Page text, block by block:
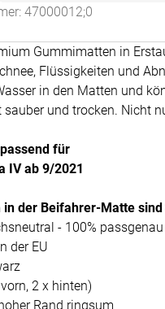
47000012;0
Gummimatten in
Flüssigkeiten und
in den Matten und
sauber und trocken. Nicht
für
IV ab 9/2021
der Beifahrer-Matte
- 100%
der EU
2 x hinten)
Rand ringsum